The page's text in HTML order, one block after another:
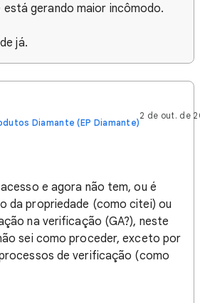
está gerando maior incômodo.
já.
Diamante (EP Diamante)
2 de out. de
e agora não tem, ou é
da propriedade (como citei) ou
na verificação (GA?), neste
sei como proceder, exceto por
de verificação (como